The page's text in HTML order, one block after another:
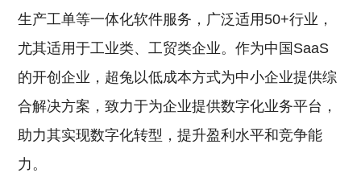
生产工单等一体化软件服务，广泛适用50+行业，
尤其适用于工业类、工贸类企业。作为中国SaaS
的开创企业，超兔以低成本方式为中小企业提供综
合解决方案，致力于为企业提供数字化业务平台，
助力其实现数字化转型，提升盈利水平和竞争能
力。